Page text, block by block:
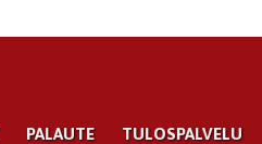
PALAUTE TULOSPALVELU